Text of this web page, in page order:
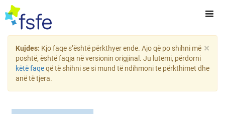
×
Kujdes: Kjo faqe s’është përkthyer ende. Ajo që po shihni më
poshtë, është faqja në versionin origjinal. Ju lutemi, përdorni
këtë faqeqë të shihni se si mund të ndihmoni te përkthimet dhe
anë të tjera.